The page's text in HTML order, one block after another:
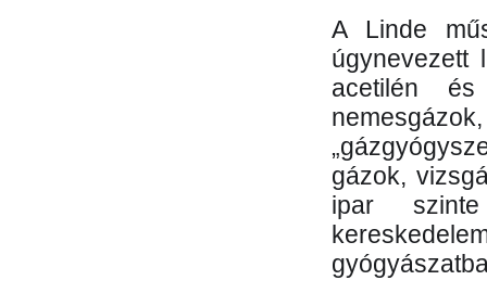
A Linde
úgynevezett
acetilén és
gázok,
ipar